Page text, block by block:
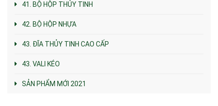
41. BỘ HỘP THỦY TINH
42. BỘ HỘP NHỰA
43. ĐĨA THỦY TINH CAO CẤP
43. VALI KÉO
SẢN PHẨM MỚI 2021